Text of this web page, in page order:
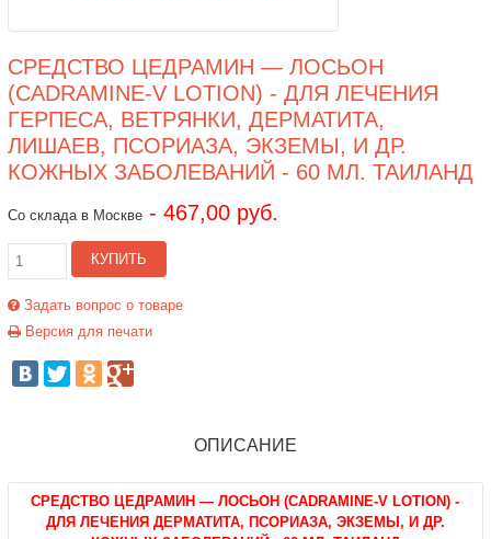
СРЕДСТВО ЦЕДРАМИН — ЛОСЬОН
(CADRAMINE-V LOTION) - ДЛЯ ЛЕЧЕНИЯ
ГЕРПЕСА, ВЕТРЯНКИ, ДЕРМАТИТА,
ЛИШАЕВ, ПСОРИАЗА, ЭКЗЕМЫ, И ДР.
КОЖНЫХ ЗАБОЛЕВАНИЙ - 60 МЛ. ТАИЛАНД
Со склада в Москве- 467,00 руб.
КУПИТЬ
Задать вопрос о товаре
Версия для печати
ОПИСАНИЕ
СРЕДСТВО ЦЕДРАМИН — ЛОСЬОН (CADRAMINE-V LOTION) -
ДЛЯ ЛЕЧЕНИЯ ДЕРМАТИТА, ПСОРИАЗА, ЭКЗЕМЫ, И ДР.